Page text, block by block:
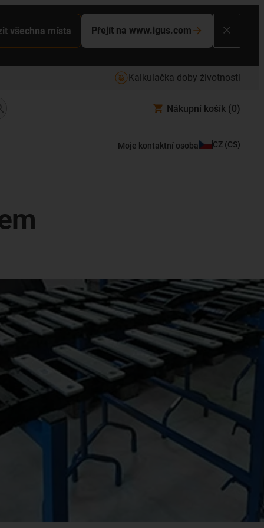
všechna místa Přejít na www.igus.com
Kalkulačka doby životnosti
Nákupní košík (0)
Moje kontaktní osoba CZ (CS)